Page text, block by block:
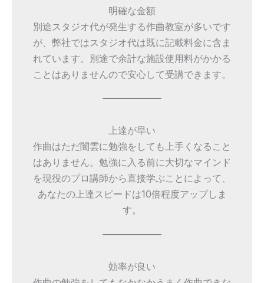
明確な金額
別途スタジオ代が発生する作曲教室が多いです
が、弊社ではスタジオ代は既に記載料金に含ま
れています。別途で余計な施設使用料がかかる
ことはありませんので安心して受講できます。
上達が早い
作曲はただ闇雲に勉強をしても上手くなること
はありません。勉強に入る前に大切なマインド
を現役のプロ講師から直接学ぶことによって、
あなたの上達スピードは10倍程度アップしま
す。
効率が良い